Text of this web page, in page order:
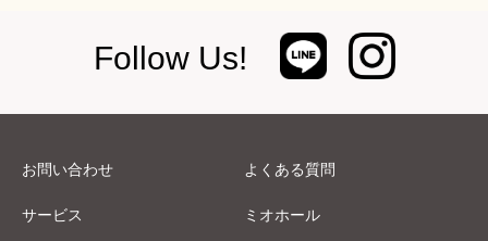
Follow Us!
お問い合わせ よくある質問
サービス ミオホール